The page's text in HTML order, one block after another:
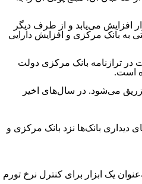
افزایش می‌یابد و از طرف دیگر
به بانک مرکزی و افزایش دارایی
در ترازنامه بانک مرکزی دولت
است.
می‌شود. در سال‌‌‌‌‌‌های اخیر
دیداری بانک‌ها نزد بانک مرکزی و
یک ابزار برای کنترل نرخ تورم